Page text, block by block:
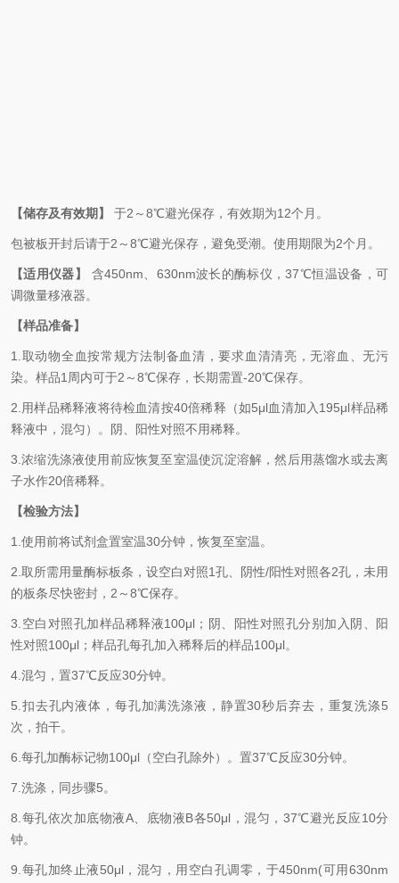
【储存及有效期】 于2～8℃避光保存，有效期为12个月。
包被板开封后请于2～8℃避光保存，避免受潮。使用期限为2个月。
【适用仪器】 含450nm、630nm波长的酶标仪，37℃恒温设备，可
调微量移液器。
【样品准备】
1.取动物全血按常规方法制备血清，要求血清清亮，无溶血、无污
染。样品1周内可于2～8℃保存，长期需置-20℃保存。
2.用样品稀释液将待检血清按40倍稀释（如5μl血清加入195μl样品稀
释液中，混匀）。阴、阳性对照不用稀释。
3.浓缩洗涤液使用前应恢复至室温使沉淀溶解，然后用蒸馏水或去离
子水作20倍稀释。
【检验方法】
1.使用前将试剂盒置室温30分钟，恢复至室温。
2.取所需用量酶标板条，设空白对照1孔、阴性/阳性对照各2孔，未用
的板条尽快密封，2～8℃保存。
3.空白对照孔加样品稀释液100μl；阴、阳性对照孔分别加入阴、阳
性对照100μl；样品孔每孔加入稀释后的样品100μl。
4.混匀，置37℃反应30分钟。
5.扣去孔内液体，每孔加满洗涤液，静置30秒后弃去，重复洗涤5
次，拍干。
6.每孔加酶标记物100μl（空白孔除外）。置37℃反应30分钟。
7.洗涤，同步骤5。
8.每孔依次加底物液A、底物液B各50μl，混匀，37℃避光反应10分
钟。
9.每孔加终止液50μl，混匀，用空白孔调零，于450nm(可用630nm